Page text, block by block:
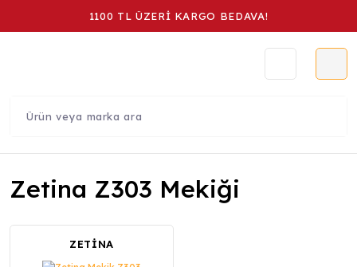
1100 TL ÜZERİ KARGO BEDAVA!
Zetina Z303 Mekiği
ZETİNA